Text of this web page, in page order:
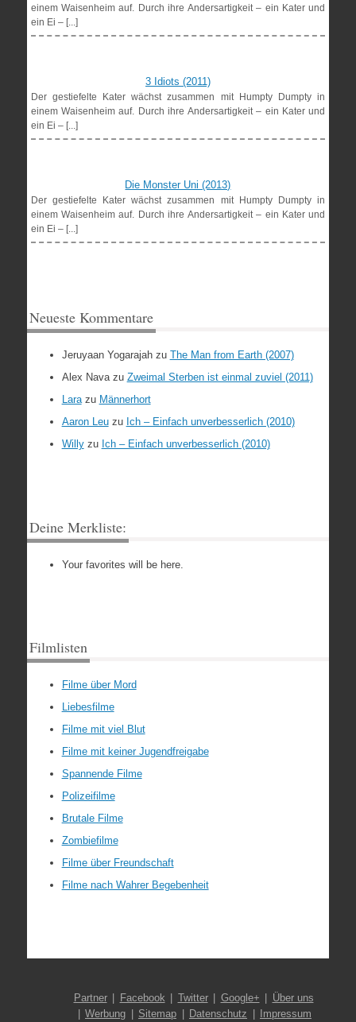
einem Waisenheim auf. Durch ihre Andersartigkeit – ein Kater und
ein Ei – [...]
3 Idiots (2011)
Der gestiefelte Kater wächst zusammen mit Humpty Dumpty in
einem Waisenheim auf. Durch ihre Andersartigkeit – ein Kater und
ein Ei – [...]
Die Monster Uni (2013)
Der gestiefelte Kater wächst zusammen mit Humpty Dumpty in
einem Waisenheim auf. Durch ihre Andersartigkeit – ein Kater und
ein Ei – [...]
Neueste Kommentare
Jeruyaan Yogarajahzu The Man from Earth (2007)
Alex Navazu Zweimal Sterben ist einmal zuviel (2011)
Larazu Männerhort
Aaron Leuzu Ich – Einfach unverbesserlich (2010)
Willyzu Ich – Einfach unverbesserlich (2010)
Deine Merkliste:
Your favorites will be here.
Filmlisten
Filme über Mord
Liebesfilme
Filme mit viel Blut
Filme mit keiner Jugendfreigabe
Spannende Filme
Polizeifilme
Brutale Filme
Zombiefilme
Filme über Freundschaft
Filme nach Wahrer Begebenheit
Partner Facebook Twitter Google+
Über uns
Werbung
Sitemap Datenschutz Impressum